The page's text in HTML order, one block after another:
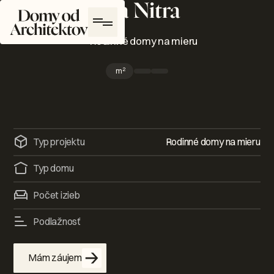
Domy od Architektov LogoVila Nitra
Rodinné domy na mieru
m2
Typ projektu Rodinné domy na mieru
Typ domu
Počet izieb
Podlažnosť
Mám záujem